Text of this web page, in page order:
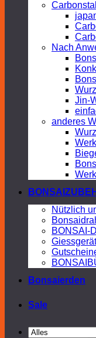
Nach
Jin-
anderes
Nützlich
BONSAI-
Bonsaierden
Sale